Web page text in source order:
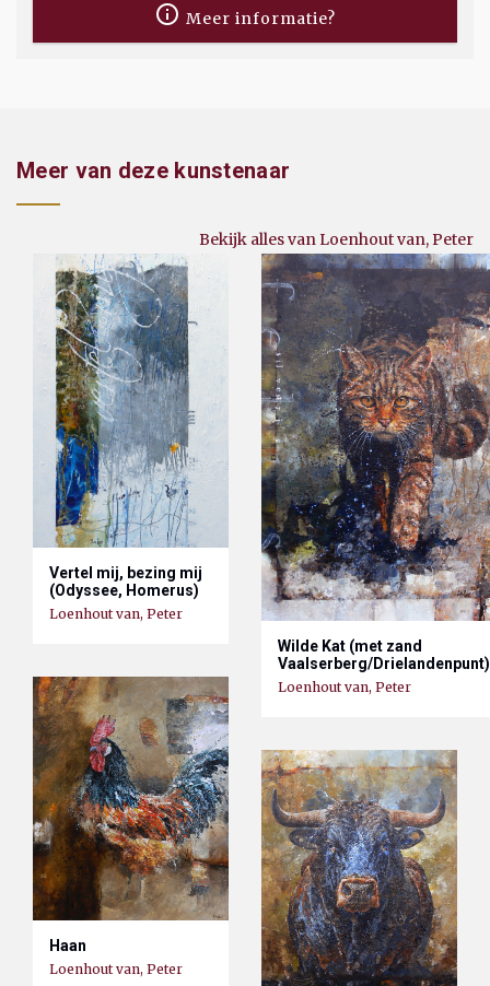
Meer informatie?
Meer van deze kunstenaar
Bekijk alles van Loenhout van, Peter
Vertel mij, bezing mij
(Odyssee, Homerus)
Loenhout van, Peter
Wilde Kat (met zand
Vaalserberg/Drielandenpunt)
Loenhout van, Peter
Haan
Loenhout van, Peter